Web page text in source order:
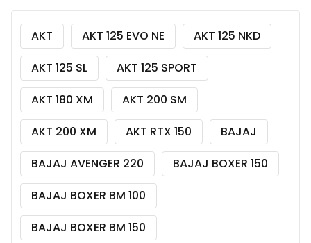
AKT AKT 125 EVO NE
AKT 125 NKD
AKT 125 SL
AKT 125 SPORT
AKT 180 XM
AKT 200 SM
AKT 200 XM
AKT RTX 150
BAJAJ
BAJAJ AVENGER 220
BAJAJ BOXER 150
BAJAJ BOXER BM 100
BAJAJ BOXER BM 150